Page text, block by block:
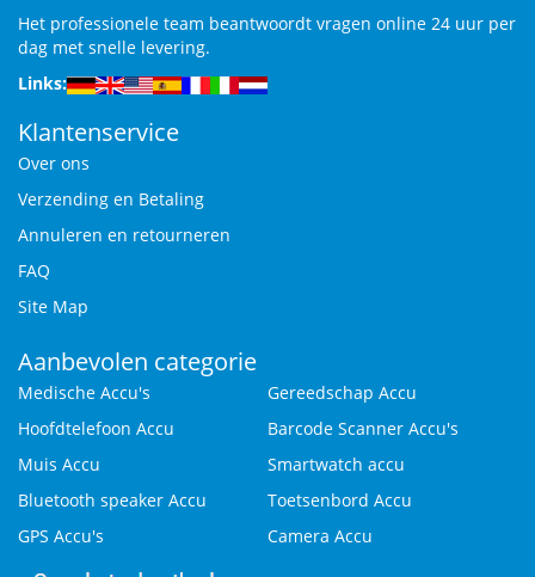
Het professionele team beantwoordt vragen online 24 uur per
dag met snelle levering.
Links:
Klantenservice
Over ons
Verzending en Betaling
Annuleren en retourneren
FAQ
Site Map
Aanbevolen categorie
Medische Accu's
Gereedschap Accu
Hoofdtelefoon Accu
Barcode Scanner Accu's
Muis Accu
Smartwatch accu
Bluetooth speaker Accu
Toetsenbord Accu
GPS Accu's
Camera Accu